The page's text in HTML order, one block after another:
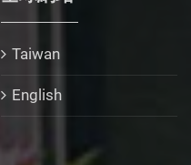
Taiwan
English